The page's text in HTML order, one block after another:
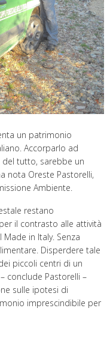
un patrimonio
Accorparlo ad
tutto, sarebbe un
nota Oreste Pastorelli,
Ambiente.
restano
il contrasto alle attività
in Italy. Senza
Disperdere tale
piccoli centri di un
conclude Pastorelli –
sulle ipotesi di
imprescindibile per